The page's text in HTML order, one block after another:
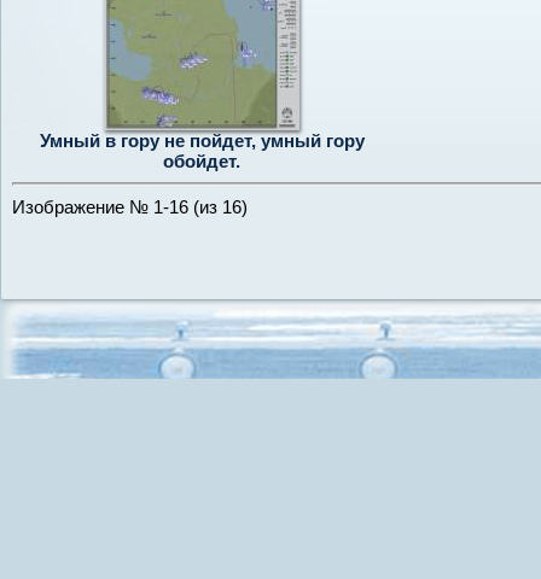
Умный в гору не пойдет, умный гору
обойдет.
Изображение № 1-16 (из 16)